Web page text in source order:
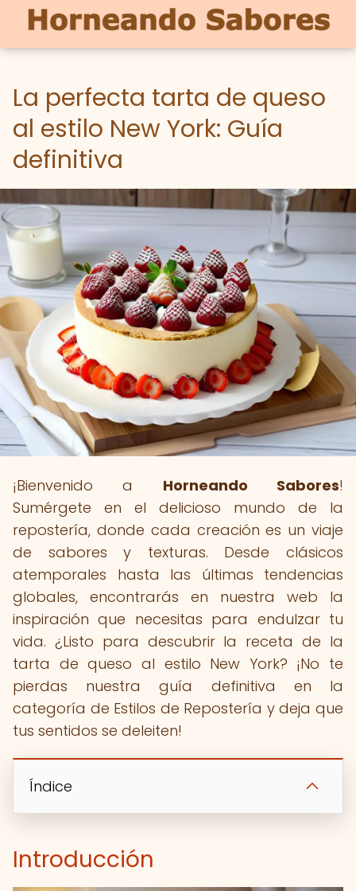
La perfecta tarta de queso
al estilo New York: Guía
definitiva
¡Bienvenido a Horneando Sabores!
Sumérgete en el delicioso mundo de la
repostería, donde cada creación es un viaje
de sabores y texturas. Desde clásicos
atemporales hasta las últimas tendencias
globales, encontrarás en nuestra web la
inspiración que necesitas para endulzar tu
vida. ¿Listo para descubrir la receta de la
tarta de queso al estilo New York? ¡No te
pierdas nuestra guía definitiva en la
categoría de Estilos de Repostería y deja que
tus sentidos se deleiten!
Índice
Introducción